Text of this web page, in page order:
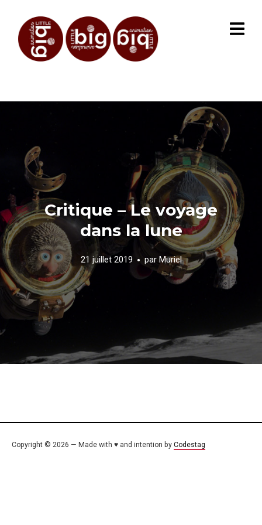
Critique – Le voyage
dans la lune
21 juillet 2019 par Muriel
Copyright © 2026 — Made with ♥ and intention by Codestag